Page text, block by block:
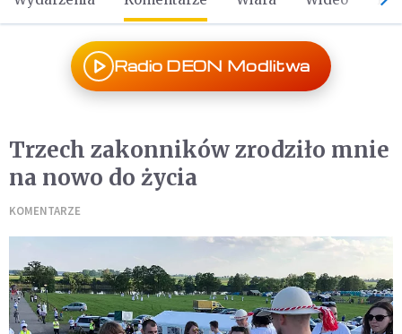
Radio DEON Modlitwa
Trzech zakonników zrodziło mnie
na nowo do życia
KOMENTARZE